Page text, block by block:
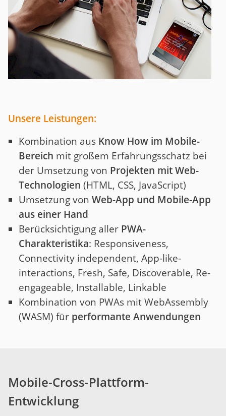
Unsere Leistungen:
Kombination aus Know How im Mobile-
Bereich mit großem Erfahrungsschatz bei
der Umsetzung von Projekten mit Web-
Technologien (HTML, CSS, JavaScript)
Umsetzung von Web-App und Mobile-App
aus einer Hand
Berücksichtigung aller PWA-
Charakteristika: Responsiveness,
Connectivity independent, App-like-
interactions, Fresh, Safe, Discoverable, Re-
engageable, Installable, Linkable
Kombination von PWAs mit WebAssembly
(WASM) für performante Anwendungen
Mobile-Cross-Plattform-
Entwicklung